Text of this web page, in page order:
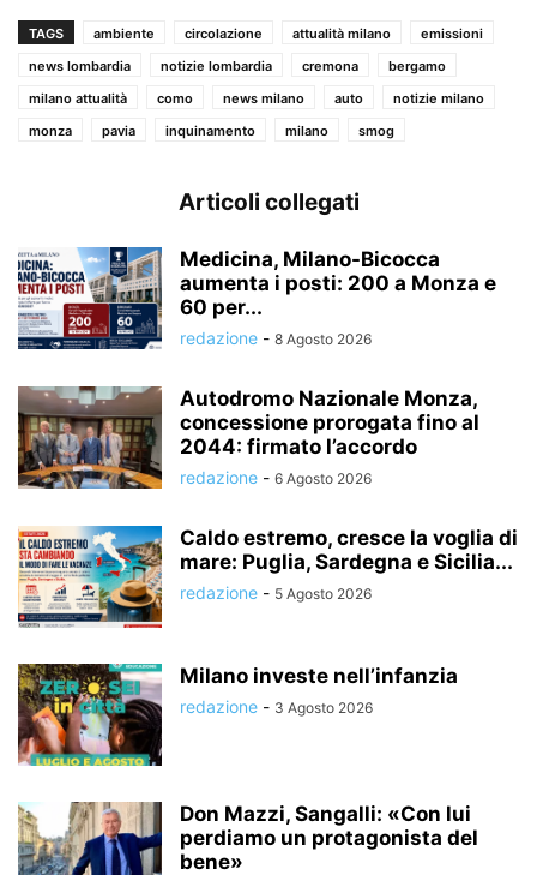
TAGS ambiente circolazione attualità milano
emissioni
news lombardia
notizie lombardia cremona
bergamo
milano attualità
como news milano auto
notizie milano
monza
pavia inquinamento milano smog
Articoli collegati
Medicina, Milano-Bicocca
aumenta i posti: 200 a Monza e
60 per...
redazione - 8 Agosto 2026
Autodromo Nazionale Monza,
concessione prorogata fino al
2044: firmato l’accordo
redazione - 6 Agosto 2026
Caldo estremo, cresce la voglia di
mare: Puglia, Sardegna e Sicilia...
redazione - 5 Agosto 2026
Milano investe nell’infanzia
redazione - 3 Agosto 2026
Don Mazzi, Sangalli: «Con lui
perdiamo un protagonista del
bene»